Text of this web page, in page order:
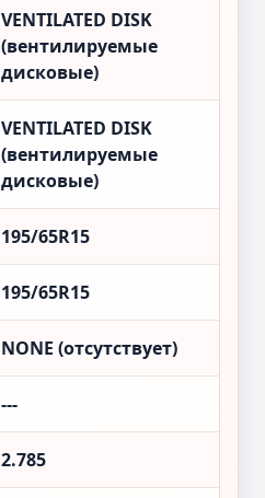
VENTILATED DISK
(вентилируемые
дисковые)
VENTILATED DISK
(вентилируемые
дисковые)
195/65R15
195/65R15
NONE (отсутствует)
---
2.785